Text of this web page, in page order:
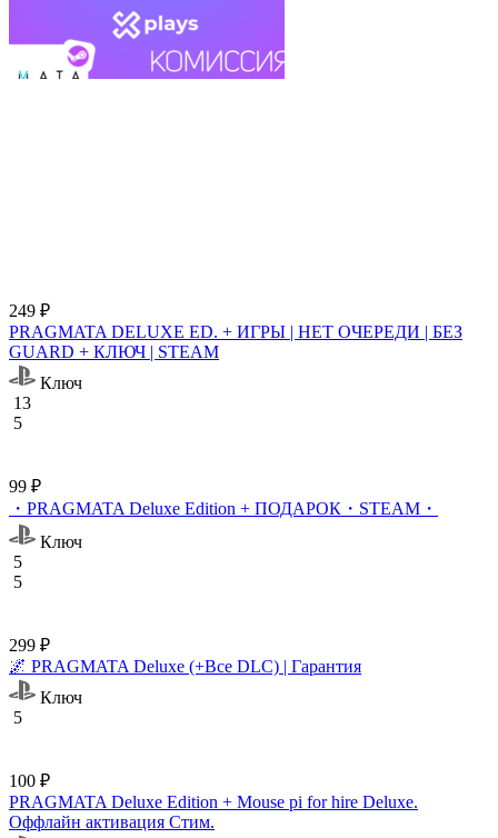
249 ₽
PRAGMATA DELUXE ED. + ИГРЫ | НЕТ ОЧЕРЕДИ | БЕЗ
GUARD + КЛЮЧ | STEAM
Ключ
13
5
99 ₽
・PRAGMATA Deluxe Edition + ПОДАРОК・STEAM・
Ключ
5
5
299 ₽
🌌 PRAGMATA Deluxe (+Все DLC) | Гарантия
Ключ
5
100 ₽
PRAGMATA Deluxe Edition + Mouse pi for hire Deluxe.
Оффлайн активация Cтим.